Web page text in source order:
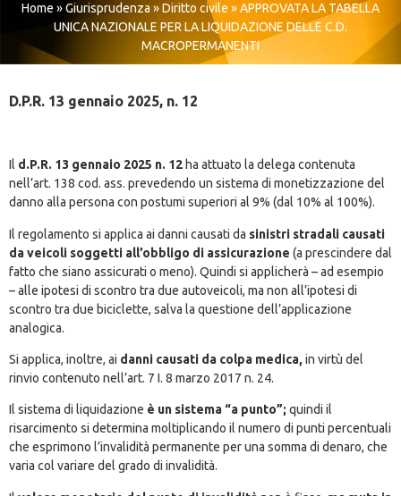
Home »Giurisprudenza »Diritto civile »APPROVATA LA TABELLA
UNICA NAZIONALE PER LA LIQUIDAZIONE DELLE C.D.
MACROPERMANENTI
D.P.R. 13 gennaio 2025, n. 12
Il d.P.R. 13 gennaio 2025 n. 12 ha attuato la delega contenuta
nell’art. 138 cod. ass. prevedendo un sistema di monetizzazione del
danno alla persona con postumi superiori al 9% (dal 10% al 100%).
Il regolamento si applica ai danni causati da sinistri stradali causati
da veicoli soggetti all’obbligo di assicurazione (a prescindere dal
fatto che siano assicurati o meno). Quindi si applicherà – ad esempio
– alle ipotesi di scontro tra due autoveicoli, ma non all’ipotesi di
scontro tra due biciclette, salva la questione dell’applicazione
analogica.
Si applica, inoltre, ai danni causati da colpa medica, in virtù del
rinvio contenuto nell’art. 7 I. 8 marzo 2017 n. 24.
Il sistema di liquidazione è un sistema “a punto”; quindi il
risarcimento si determina moltiplicando il numero di punti percentuali
che esprimono l’invalidità permanente per una somma di denaro, che
varia col variare del grado di invalidità.